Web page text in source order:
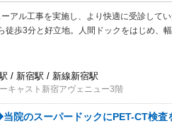
アル工事を実施し、より快適に受診して
徒歩3分と好立地。人間ドックをはじめ、
/ 新宿駅 / 新線新宿駅
キャスト新宿アヴェニュー3階
院のスーパードックにPET-CT検査